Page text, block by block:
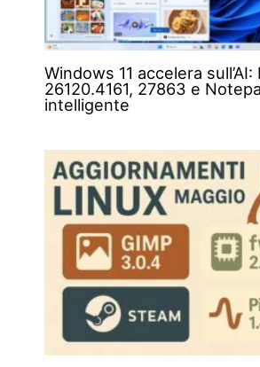
Windows 11 accelera sull’AI:
26120.4161, 27863 e
intelligente